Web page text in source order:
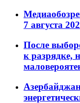
7 августа
После
к разрядке,